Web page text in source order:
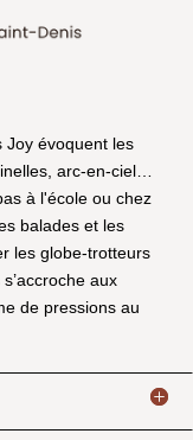
Joy évoquent les
arc-en-ciel…
à l'école ou chez
balades et les
les globe-trotteurs
aux
de pressions au